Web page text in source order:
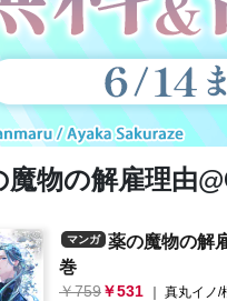
魔物の解雇理由
マンガ
薬の魔物の解
巻
759 531 真丸イノ/